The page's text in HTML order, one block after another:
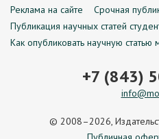
Реклама на сайте
Срочная
Публикация научных статей
Как опубликовать научную статью
+7 (843)
© 2008–2026,